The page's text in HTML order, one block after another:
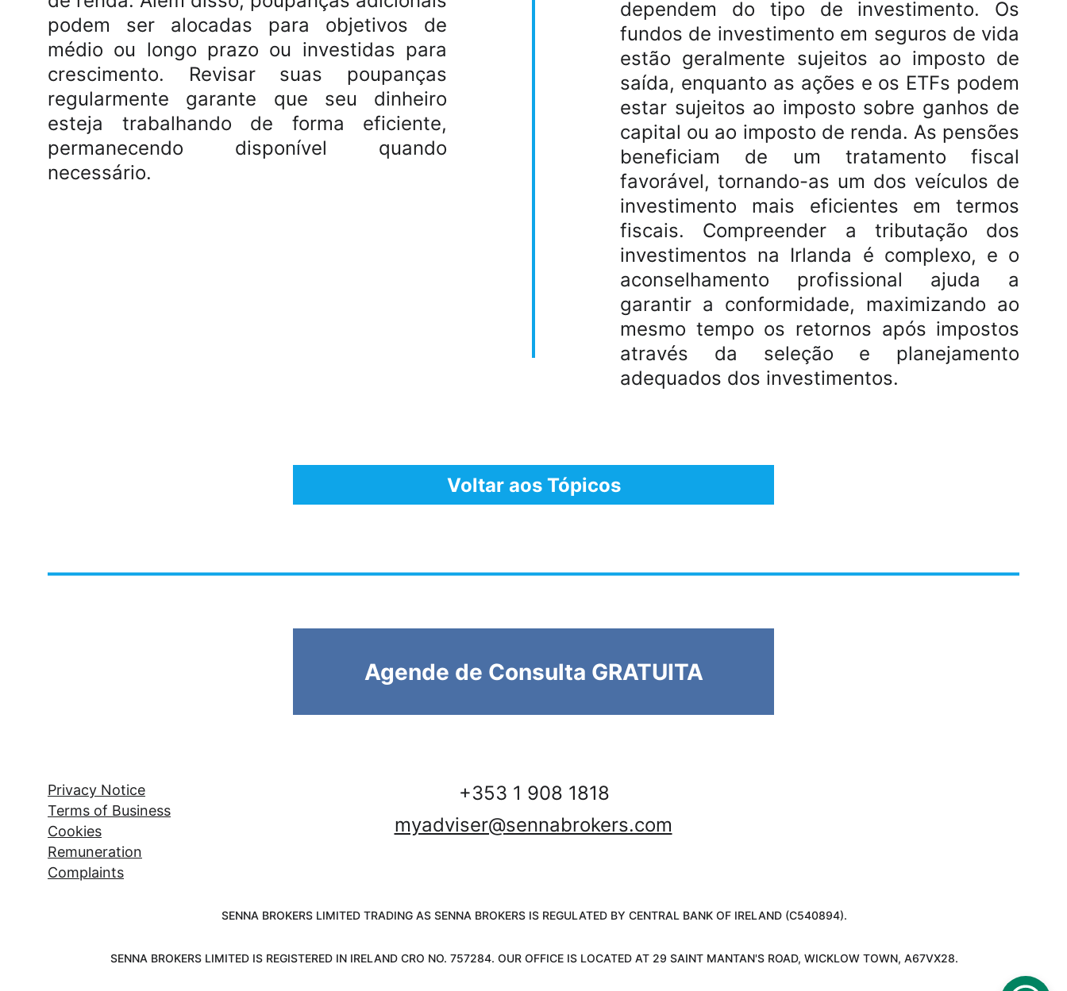
podem ser alocadas para objetivos de
médio ou longo prazo ou investidas para
crescimento. Revisar suas poupanças
regularmente garante que seu dinheiro
esteja trabalhando de forma eficiente,
permanecendo disponível quando
necessário.
dependem do tipo de investimento. Os
fundos de investimento em seguros de vida
estão geralmente sujeitos ao imposto de
saída, enquanto as ações e os ETFs podem
estar sujeitos ao imposto sobre ganhos de
capital ou ao imposto de renda. As pensões
beneficiam de um tratamento fiscal
favorável, tornando-as um dos veículos de
investimento mais eficientes em termos
fiscais. Compreender a tributação dos
investimentos na Irlanda é complexo, e o
aconselhamento profissional ajuda a
garantir a conformidade, maximizando ao
mesmo tempo os retornos após impostos
através da seleção e planejamento
adequados dos investimentos.
Voltar aos Tópicos
Agende de Consulta GRATUITA
SENNA BROKERS LIMITED TRADING AS SENNA BROKERS IS REGULATED BY CENTRAL BANK OF IRELAND (C540894).
myadviser@sennabrokers.com
+353 1 908 1818
SENNA BROKERS LIMITED IS REGISTERED IN IRELAND CRO NO. 757284. OUR OFFICE IS LOCATED AT 29 SAINT MANTAN'S ROAD, WICKLOW TOWN, A67VX28.
Privacy Notice
Terms of Business
Cookies
Remuneration
Complaints